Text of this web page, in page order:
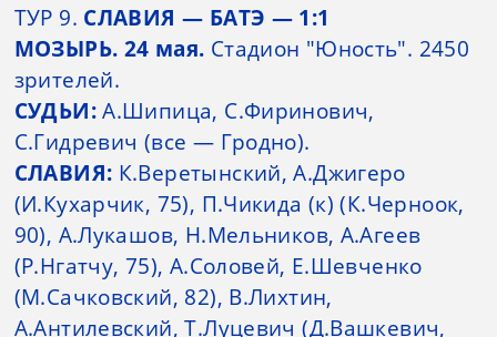
ТУР 9. СЛАВИЯ — БАТЭ — 1:1
МОЗЫРЬ. 24 мая. Стадион "Юность". 2450
зрителей.
СУДЬИ:А.Шипица, С.Фиринович,
С.Гидревич (все — Гродно).
СЛАВИЯ: К.Веретынский, А.Джигеро
(И.Кухарчик, 75), П.Чикида (к) (К.Черноок,
90), А.Лукашов, Н.Мельников, А.Агеев
(Р.Нгатчу, 75), А.Соловей, Е.Шевченко
(М.Сачковский, 82), В.Лихтин,
А.Антилевский, Т.Луцевич (Д.Вашкевич,